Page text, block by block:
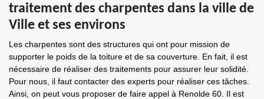
traitement des charpentes dans la ville de
Ville et ses environs
Les charpentes sont des structures qui ont pour mission de
supporter le poids de la toiture et de sa couverture. En fait, il est
nécessaire de réaliser des traitements pour assurer leur solidité.
Pour nous, il faut contacter des experts pour réaliser ces tâches.
Ainsi, on peut vous proposer de faire appel à Renolde 60. Il est